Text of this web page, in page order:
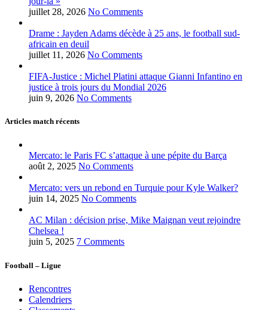
juillet 28, 2026 No Comments
Drame : Jayden Adams décède à 25 ans, le football sud-
africain en deuil
juillet 11, 2026 No Comments
FIFA-Justice : Michel Platini attaque Gianni Infantino en
justice à trois jours du Mondial 2026
juin 9, 2026 No Comments
Articles match récents
Mercato: le Paris FC s’attaque à une pépite du Barça
août 2, 2025 No Comments
Mercato: vers un rebond en Turquie pour Kyle Walker?
juin 14, 2025 No Comments
AC Milan : décision prise, Mike Maignan veut rejoindre
Chelsea !
juin 5, 2025 7 Comments
Football – Ligue
Rencontres
Calendriers